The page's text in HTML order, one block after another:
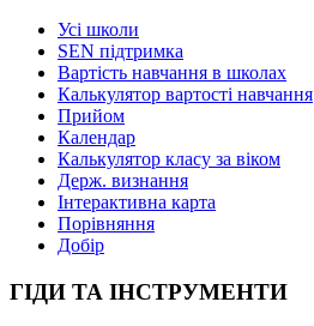
Усі школи
SEN підтримка
Вартість навчання в школах
Калькулятор вартості навчання
Прийом
Календар
Калькулятор класу за віком
Держ. визнання
Інтерактивна карта
Порівняння
Добір
ГІДИ ТА ІНСТРУМЕНТИ